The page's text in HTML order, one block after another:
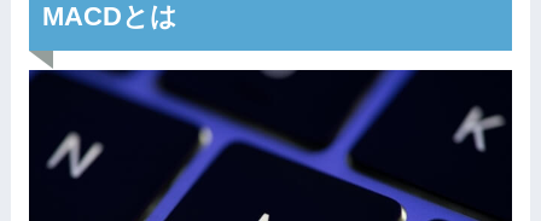
MACDとは